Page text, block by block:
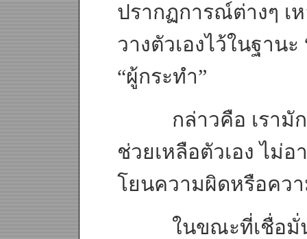
ปรากฏการณ์ต่างๆ เ
วางตัวเองไว้ในฐาน
“ผู้กระทำ”
กล่าวคือ เรามักรู้
ช่วยเหลือตัวเอง ไม่อ
โยนความผิดหรือคว
ในขณะที่เชื่อมั่นใ